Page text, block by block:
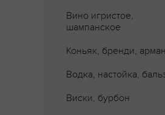
Вино игристое,
шампанское
Коньяк, бренди,
Водка, настойка,
Виски, бурбон